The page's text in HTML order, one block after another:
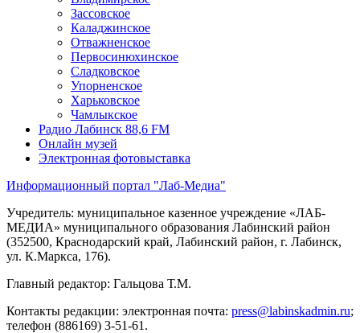
Зассовское
Каладжинское
Отважненское
Первосинюхинское
Сладковское
Упорненское
Харьковское
Чамлыкское
Радио Лабинск 88,6 FM
Онлайн музей
Электронная фотовыставка
Информационный портал "Лаб-Медиа"
Учредитель: муниципальное казенное учреждение «ЛАБ-
МЕДИА» муниципального образования Лабинский район
(352500, Краснодарский край, Лабинский район, г. Лабинск,
ул. К.Маркса, 176).
Главный редактор: Гальцова Т.М.
Контакты редакции: электронная почта: press@labinskadmin.ru;
телефон (886169) 3-51-61.